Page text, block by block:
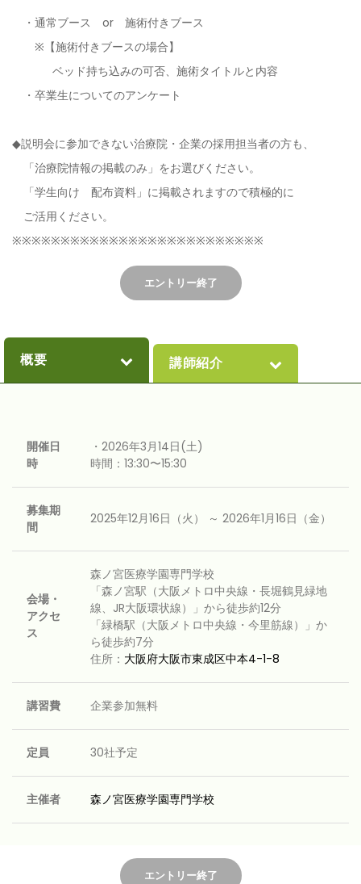
・通常ブース or 施術付きブース
※【施術付きブースの場合】
ベッド持ち込みの可否、 施術タイトルと内容
・卒業生についてのアンケート
◆説明会に参加できない治療院・企業の採用担当者の方も、
「治療院情報の掲載のみ」をお選びください。
「学生向け 配布資料」に掲載されますので積極的に
ご活用ください。
※※※※※※※※※※※※※※※※※※※※※※※※※※
エントリー終了
概要 講師紹介
開催日
時
・2026年3月14日(土)
時間：13:30〜15:30
募集期
間
2025年12月16日（火） ～ 2026年1月16日（金）
会場・
アクセ
ス
森ノ宮医療学園専門学校
「森ノ宮駅（大阪メトロ中央線・長堀鶴見緑地
線、JR大阪環状線）」から徒歩約12分
「緑橋駅（大阪メトロ中央線・今里筋線）」か
ら徒歩約7分
住所： 大阪府大阪市東成区中本4-1-8
講習費 企業参加無料
定員 30社予定
主催者 森ノ宮医療学園専門学校
エントリー終了